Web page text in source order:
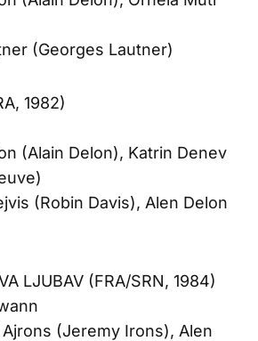
(Georges Lautner)
1982)
(Alain Delon), Katrin Denev
(Robin Davis), Alen Delon
LJUBAV (FRA/SRN, 1984)
(Jeremy Irons), Alen